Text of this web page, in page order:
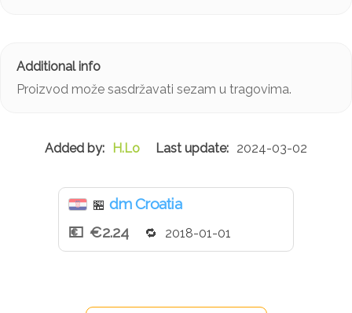
Proizvod može sasdržavati sezam u tragovima.
H.Lo 2024-03-02
🏪 dm Croatia
€2.24
2018-01-01